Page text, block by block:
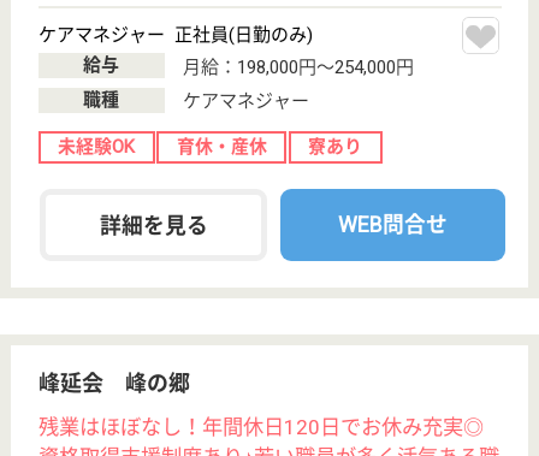
ケアマネジャー PT
OT その他・なし
次のステップへ
戻る
次のステッ
クリックジョブ介護とは
ご利用の流れ
公式LINE＠
お役立ち情報